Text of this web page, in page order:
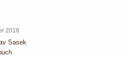
2016
Sasek